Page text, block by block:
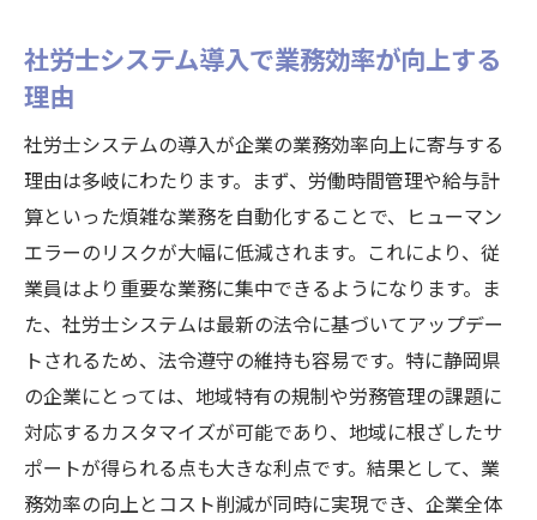
静岡県の事例から見る社労士システムの導
労務管理の課題を解決する社労士システムの導
入が静岡県企業に与えた影響
労働時間管理の課題を解決する方法
社会保険手続きの効率化とその重要性
静岡県企業が直面する労務管理の現状
社労士システムがもたらす従業員の満足度
向上
社労士システム導入による労務リスクの軽
減
静岡県企業が実感した社労士システムの効
社労士システム導入で業務効率が向上する
理由
社労士システムの導入が企業の業務効率向上に寄与する
理由は多岐にわたります。まず、労働時間管理や給与計
算といった煩雑な業務を自動化することで、ヒューマン
エラーのリスクが大幅に低減されます。これにより、従
業員はより重要な業務に集中できるようになります。ま
た、社労士システムは最新の法令に基づいてアップデー
トされるため、法令遵守の維持も容易です。特に静岡県
の企業にとっては、地域特有の規制や労務管理の課題に
対応するカスタマイズが可能であり、地域に根ざしたサ
ポートが得られる点も大きな利点です。結果として、業
務効率の向上とコスト削減が同時に実現でき、企業全体